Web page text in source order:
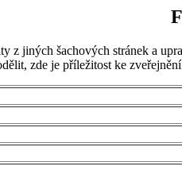
z jiných šachových stránek a
zde je příležitost ke